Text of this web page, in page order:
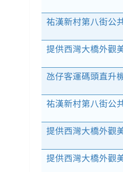
祐漢新村第八街公
提供西灣大橋外觀
氹仔客運碼頭直升
祐漢新村第八街公
提供西灣大橋外觀
提供西灣大橋外觀